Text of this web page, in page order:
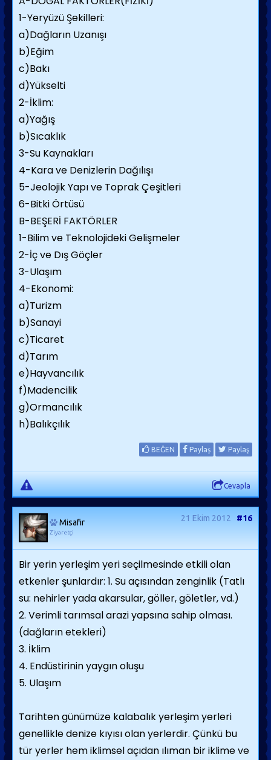
1-Yeryüzü Şekilleri:
a)Dağların Uzanışı
b)Eğim
c)Bakı
d)Yükselti
2-İklim:
a)Yağış
b)Sıcaklık
3-Su Kaynakları
4-Kara ve Denizlerin Dağılışı
5-Jeolojik Yapı ve Toprak Çeşitleri
6-Bitki Örtüsü
B-BEŞERİ FAKTÖRLER
1-Bilim ve Teknolojideki Gelişmeler
2-İç ve Dış Göçler
3-Ulaşım
4-Ekonomi:
a)Turizm
b)Sanayi
c)Ticaret
d)Tarım
e)Hayvancılık
f)Madencilik
g)Ormancılık
h)Balıkçılık
BEĞEN Paylaş Paylaş
Cevapla
Misafir
Ziyaretçi
21 Ekim 2012 #16
Bir yerin yerleşim yeri seçilmesinde etkili olan
etkenler şunlardır: 1. Su açısından zenginlik (Tatlı
su: nehirler yada akarsular, göller, göletler, vd.)
2. Verimli tarımsal arazi yapsına sahip olması.
(dağların etekleri)
3. İklim
4. Endüstirinin yaygın oluşu
5. Ulaşım
Tarihten günümüze kalabalık yerleşim yerleri
genellikle denize kıyısı olan yerlerdir. Çünkü bu
tür yerler hem iklimsel açıdan ılıman bir iklime ve